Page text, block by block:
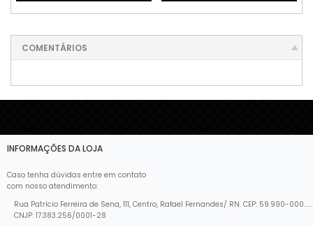
COMENTÁRIOS
INFORMAÇÕES DA LOJA
Caso tenha dúvidas entre em contato
com nosso atendimento:
Rua Patrício Ferreira de Sena, 111, Centro, Rafael Fernandes/ RN. CEP: 59.990-000......
CNJP: 17.383.256/0001-28